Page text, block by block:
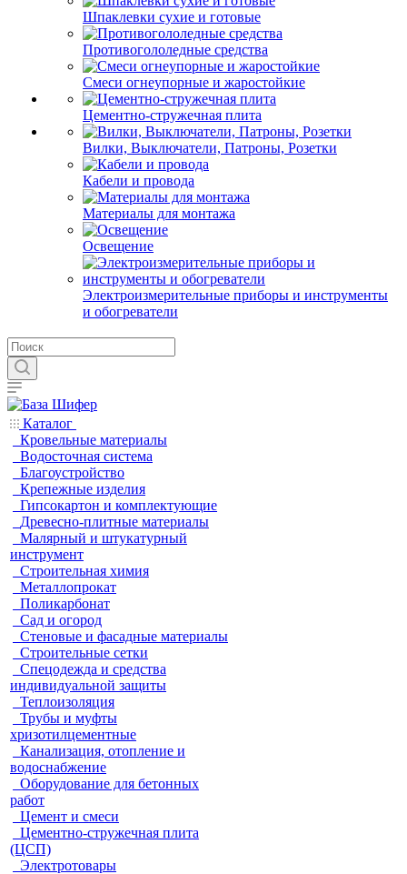
Шпаклевки сухие и готовые
Противогололедные средства
Смеси огнеупорные и жаростойкие
Цементно-стружечная плита
Вилки, Выключатели, Патроны, Розетки
Кабели и провода
Материалы для монтажа
Освещение
Электроизмерительные приборы и инструменты
и обогреватели
Каталог
Кровельные материалы
Водосточная система
Благоустройство
Крепежные изделия
Гипсокартон и комплектующие
Древесно-плитные материалы
Малярный и штукатурный
инструмент
Строительная химия
Металлопрокат
Поликарбонат
Сад и огород
Стеновые и фасадные материалы
Строительные сетки
Спецодежда и средства
индивидуальной защиты
Теплоизоляция
Трубы и муфты
хризотилцементные
Канализация, отопление и
водоснабжение
Оборудование для бетонных
работ
Цемент и смеси
Цементно-стружечная плита
(ЦСП)
Электротовары